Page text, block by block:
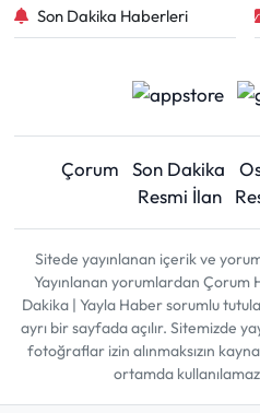
Son Dakika Haberleri
Çorum Son Dakika
Resmi İlan
Sitede yayınlanan içerik ve
Yayınlanan yorumlardan Çorum
Dakika | Yayla Haber sorumlu
ayrı bir sayfada açılır. Sitemizde
fotoğraflar izin alınmaksızın
ortamda